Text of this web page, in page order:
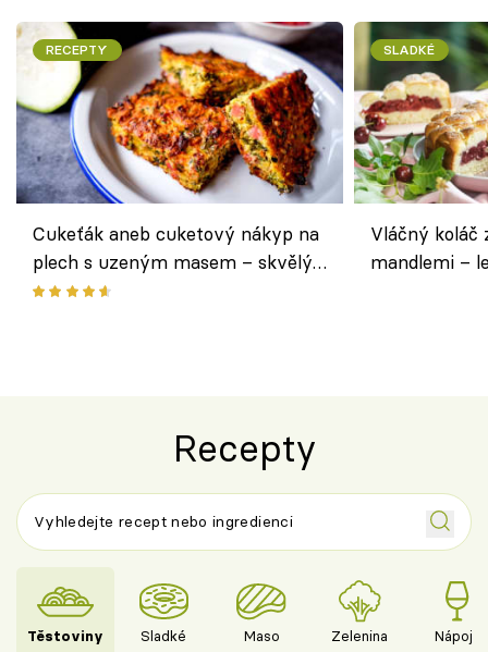
RECEPTY
Cukeťák aneb cuketový nákyp na
plech s uzeným masem – skvělý
způsob, jak zpracovat přerostlé
SLADKÉ
Vláčný koláč
mandlemi –
Recepty
Těstoviny Sladké Maso Zelenina Nápoje